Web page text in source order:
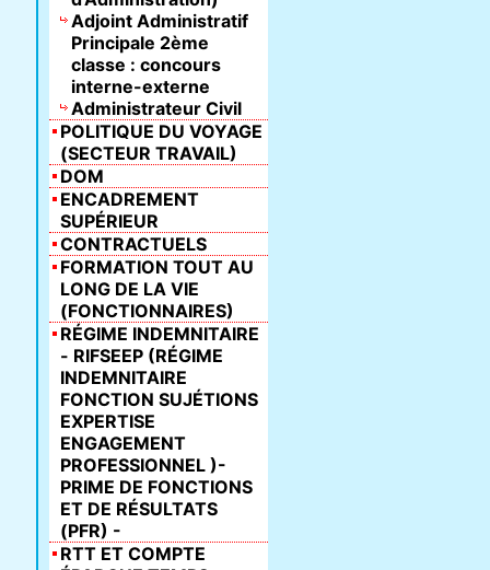
Adjoint Administratif
Principale 2ème
classe : concours
interne-externe
Administrateur Civil
POLITIQUE DU VOYAGE
(SECTEUR TRAVAIL)
DOM
ENCADREMENT
SUPÉRIEUR
CONTRACTUELS
FORMATION TOUT AU
LONG DE LA VIE
(FONCTIONNAIRES)
RÉGIME INDEMNITAIRE
- RIFSEEP (RÉGIME
INDEMNITAIRE
FONCTION SUJÉTIONS
EXPERTISE
ENGAGEMENT
PROFESSIONNEL )-
PRIME DE FONCTIONS
ET DE RÉSULTATS
(PFR) -
RTT ET COMPTE